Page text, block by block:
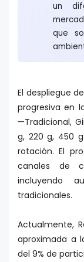
un
que
El despliegue
progresiva en
—Tradicional,
g, 220 g, 450
rotación. El
canales de
incluyendo
tradicionales.
Actualmente,
aproximada a
del 9% de